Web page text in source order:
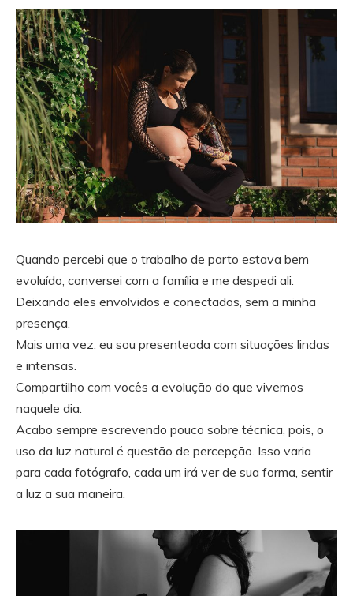
Quando percebi que o trabalho de parto estava bem
evoluído, conversei com a família e me despedi ali.
Deixando eles envolvidos e conectados, sem a minha
presença.
Mais uma vez, eu sou presenteada com situações lindas
e intensas.
Compartilho com vocês a evolução do que vivemos
naquele dia.
Acabo sempre escrevendo pouco sobre técnica, pois, o
uso da luz natural é questão de percepção. Isso varia
para cada fotógrafo, cada um irá ver de sua forma, sentir
a luz a sua maneira.